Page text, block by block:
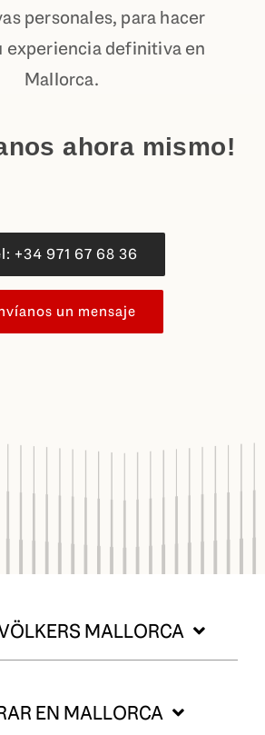
personales, para hacer
experiencia definitiva en
Mallorca.
ahora mismo!
+34 971 67 68 36
un mensaje
MALLORCA
EN MALLORCA